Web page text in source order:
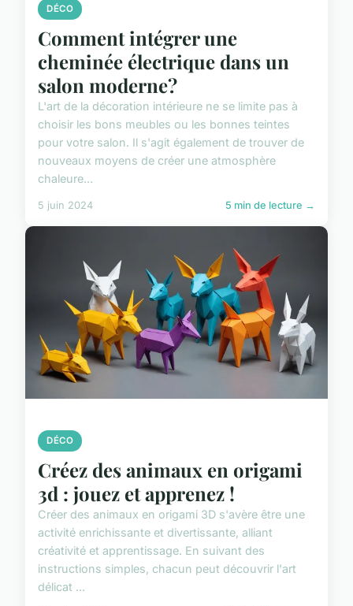
DÉCO
Comment intégrer une
cheminée électrique dans un
salon moderne?
L'art de la décoration intérieure ne se limite pas à
choisir les bons meubles ou les bonnes teintes
pour votre salon. Il s'agit également de trouver de
nouveaux moyens de créer une atmosphère
chaleure...
5 juin 2024 5 min de lecture →
DÉCO
Créez des animaux en origami
3d : jouez et apprenez !
Créer des animaux en origami 3D s'avère être une
activité enrichissante et divertissante, alliant
créativité et apprentissage. En suivant des
instructions simples, chacun peut découvrir l'art
délicat ...